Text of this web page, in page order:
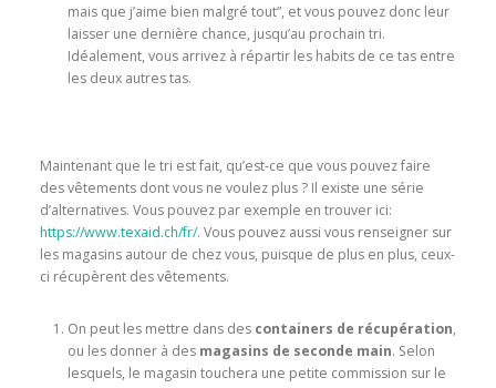
mais que j’aime bien malgré tout”, et vous pouvez donc leur
laisser une dernière chance, jusqu’au prochain tri.
Idéalement, vous arrivez à répartir les habits de ce tas entre
les deux autres tas.
Maintenant que le tri est fait, qu’est-ce que vous pouvez faire
des vêtements dont vous ne voulez plus ? Il existe une série
d’alternatives. Vous pouvez par exemple en trouver ici:
https://www.texaid.ch/fr/. Vous pouvez aussi vous renseigner sur
les magasins autour de chez vous, puisque de plus en plus, ceux-
ci récupèrent des vêtements.
On peut les mettre dans des containers de récupération,
ou les donner à des magasins de seconde main. Selon
lesquels, le magasin touchera une petite commission sur le